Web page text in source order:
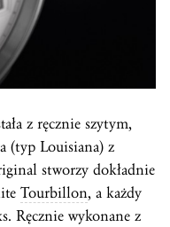
z ręcznie szytym,
(typ Louisiana) z
stworzy dokładnie
Tourbillon, a każdy
Ręcznie wykonane z